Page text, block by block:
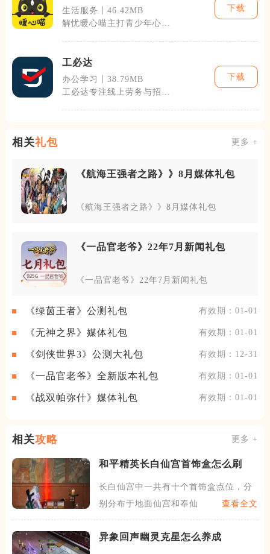
生活服务丨46.42MB
解忧暖心喵主打青少年心理
长、老师打造匿
下载
工必达
办公学习丨38.79MB
工必达专注线上劳务与招聘
高效对接桥梁
下载
相关礼包 更多 +
《航海王强者之路》》8月媒体礼包
《航海王强者之路》》8月媒体礼包
《一品官老爷》22年7月新闻礼包
《一品官老爷》22年7月新闻礼包
《绿茵王者》公测礼包 有效期：01-01
《无神之界》媒体礼包 有效期：01-01
《剑侠世界3》公测大礼包 有效期：12-31
《一品官老爷》全新版本礼包 有效期：01-01
《战双帕弥什》媒体礼包 有效期：01-01
相关攻略 更多 +
和平精英长白仙宫首饰盒怎么刷
长白仙宫中一共有十个首饰盒点位，分
别分布于地面仙宫和奉仙殿区
查看全文
异象回声幽灵克星怎么养成